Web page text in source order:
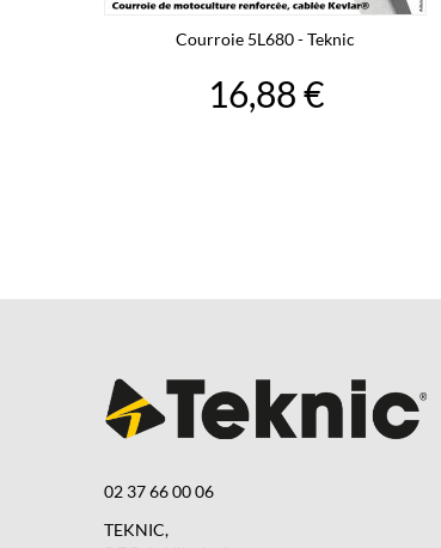
Courroie 5L680 - Teknic
16,88 €
02 37 66 00 06
TEKNIC,